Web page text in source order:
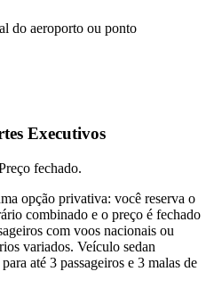
do aeroporto ou ponto
Executivos
fechado.
opção privativa: você reserva o
combinado e o preço é fechado
com voos nacionais ou
variados. Veículo sedan
até 3 passageiros e 3 malas de